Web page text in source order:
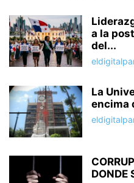
a la
del...
La
encima
DONDE